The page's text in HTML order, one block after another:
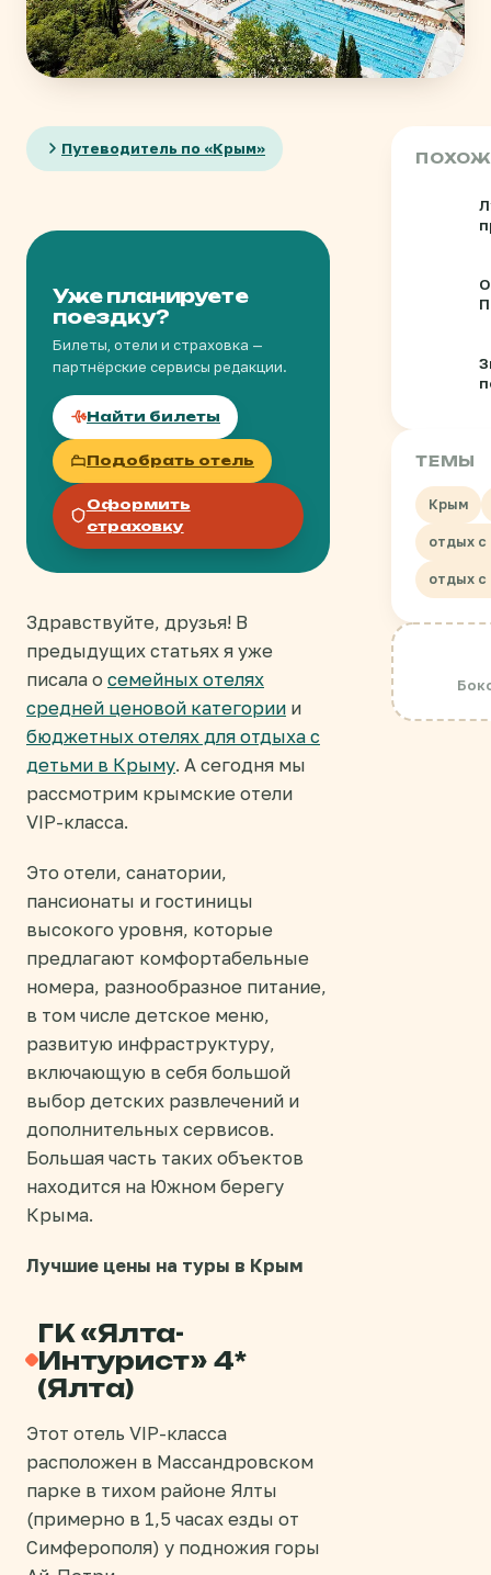
Путеводитель по «Крым»
Уже планируете
поездку?
Билеты, отели и страховка —
партнёрские сервисы редакции.
Найти билеты
Подобрать отель
Оформить
страховку
Здравствуйте, друзья! В
предыдущих статьях я уже
писала о семейных отелях
средней ценовой категории и
бюджетных отелях для отдыха с
детьми в Крыму. А сегодня мы
рассмотрим крымские отели
VIP-класса.
Это отели, санатории,
пансионаты и гостиницы
высокого уровня, которые
предлагают комфортабельные
номера, разнообразное питание,
в том числе детское меню,
развитую инфраструктуру,
включающую в себя большой
выбор детских развлечений и
дополнительных сервисов.
Большая часть таких объектов
находится на Южном берегу
Крыма.
Лучшие цены на туры в Крым
ГК «Ялта-
Интурист» 4*
(Ялта)
Этот отель VIP-класса
расположен в Массандровском
парке в тихом районе Ялты
(примерно в 1,5 часах езды от
Симферополя) у подножия горы
ТЕМЫ
Крым
отдых с
отдых с